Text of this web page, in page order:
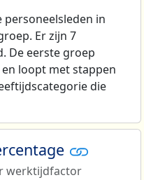
personeelsleden in
Er zijn 7
De eerste groep
en loopt met stappen
die
werktijdfactor